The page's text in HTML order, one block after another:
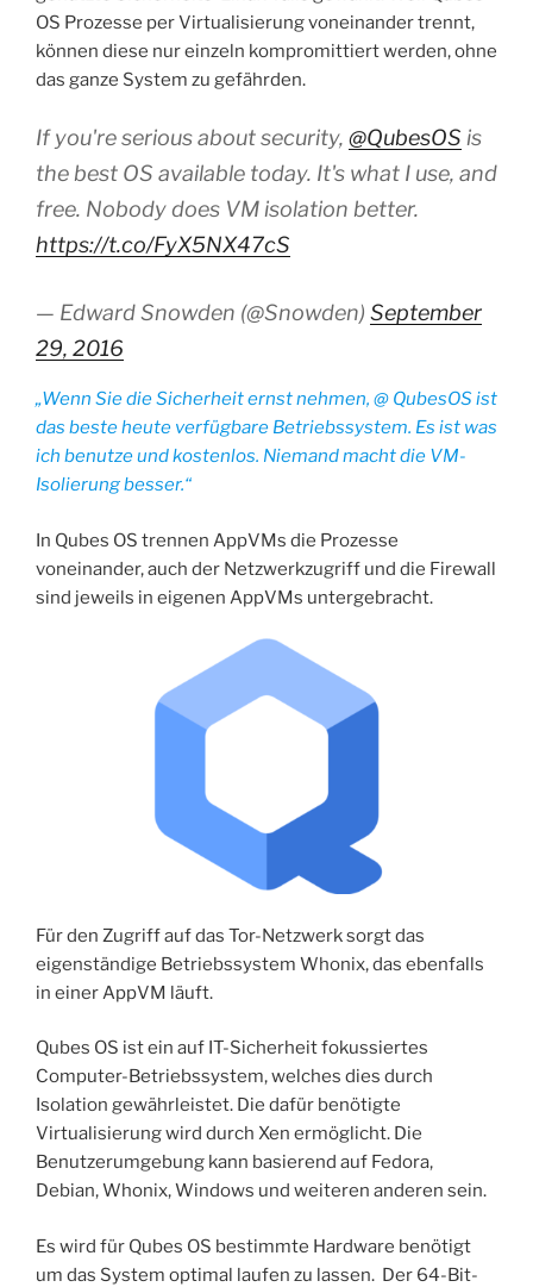
OS Prozesse per Virtualisierung voneinander trennt,
können diese nur einzeln kompromittiert werden, ohne
das ganze System zu gefährden.
If you're serious about security, @QubesOS is
the best OS available today. It's what I use, and
free. Nobody does VM isolation better.
https://t.co/FyX5NX47cS
— Edward Snowden (@Snowden) September
29, 2016
„Wenn Sie die Sicherheit ernst nehmen, @ QubesOS ist
das beste heute verfügbare Betriebssystem. Es ist was
ich benutze und kostenlos. Niemand macht die VM-
Isolierung besser.“
In Qubes OS trennen AppVMs die Prozesse
voneinander, auch der Netzwerkzugriff und die Firewall
sind jeweils in eigenen AppVMs untergebracht.
Für den Zugriff auf das Tor-Netzwerk sorgt das
eigenständige Betriebssystem Whonix, das ebenfalls
in einer AppVM läuft.
Qubes OS ist ein auf IT-Sicherheit fokussiertes
Computer-Betriebssystem, welches dies durch
Isolation gewährleistet. Die dafür benötigte
Virtualisierung wird durch Xen ermöglicht. Die
Benutzerumgebung kann basierend auf Fedora,
Debian, Whonix, Windows und weiteren anderen sein.
Es wird für Qubes OS bestimmte Hardware benötigt
um das System optimal laufen zu lassen. Der 64-Bit-